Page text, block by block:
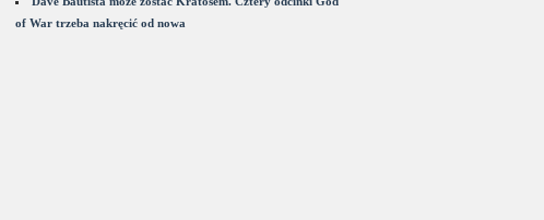
of War trzeba nakręcić od nowa